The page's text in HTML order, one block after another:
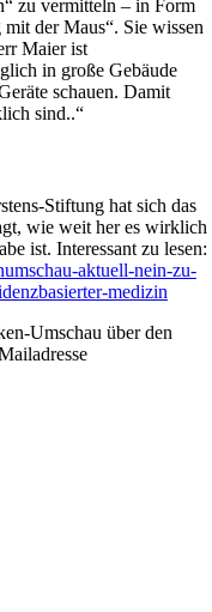
zu vermitteln – in Form
der Maus“. Sie wissen
Maier ist
in große Gebäude
schauen. Damit
sind..“
Stiftung hat sich das
wie weit her es wirklich
ist. Interessant zu lesen:
aktuell-nein-zu-
medizin
Umschau über den